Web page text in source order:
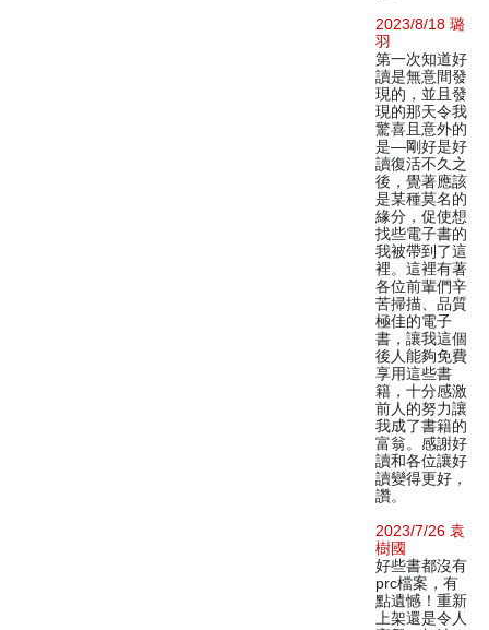
2023/8/18 璐
羽
第一次知道好
讀是無意間發
現的，並且發
現的那天令我
驚喜且意外的
是—剛好是好
讀復活不久之
後，覺著應該
是某種莫名的
緣分，促使想
找些電子書的
我被帶到了這
裡。這裡有著
各位前輩們辛
苦掃描、品質
極佳的電子
書，讓我這個
後人能夠免費
享用這些書
籍，十分感激
前人的努力讓
我成了書籍的
富翁。感謝好
讀和各位讓好
讀變得更好，
讚。
2023/7/26 袁
樹國
好些書都沒有
prc檔案，有
點遺憾！重新
上架還是令人